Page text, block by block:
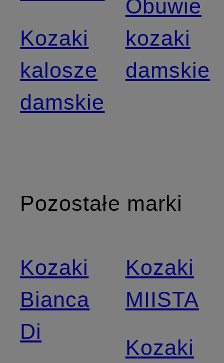
Kozaki
kalosze
damskie
Obuwie
kozaki
damskie
Pozostałe marki
Kozaki
Bianca
Di
Kozaki
MIISTA
Kozaki